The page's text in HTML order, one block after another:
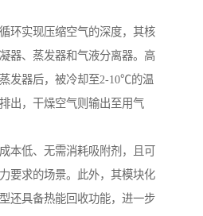
环实现压缩空气的深度，其核
器、蒸发器和气液分离器。高
发器后，被冷却至2-10℃的温
出，干燥空气则输出至用气
本低、无需消耗吸附剂，且可
要求的场景。此外，其模块化
还具备热能回收功能，进一步